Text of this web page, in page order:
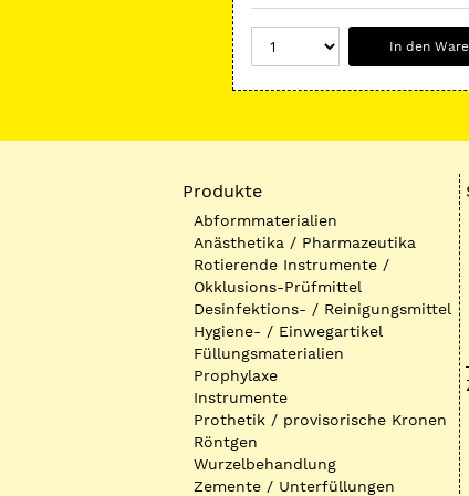
In den
Produkte
Abformmaterialien
Anästhetika / Pharmazeutika
Rotierende Instrumente /
Okklusions-Prüfmittel
Desinfektions- / Reinigungsmittel
Hygiene- / Einwegartikel
Füllungsmaterialien
Prophylaxe
Instrumente
Prothetik / provisorische Kronen
Röntgen
Wurzelbehandlung
Zemente / Unterfüllungen